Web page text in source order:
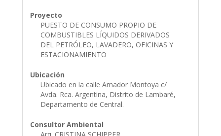
Proyecto
PUESTO DE CONSUMO PROPIO DE
COMBUSTIBLES LÍQUIDOS DERIVADOS
DEL PETRÓLEO, LAVADERO, OFICINAS Y
ESTACIONAMIENTO
Ubicación
Ubicado en la calle Amador Montoya c/
Avda. Rca. Argentina, Distrito de Lambaré,
Departamento de Central.
Consultor Ambiental